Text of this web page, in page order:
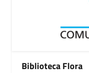
Biblioteca Flora